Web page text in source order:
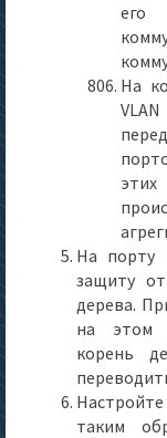
его
На
На порту
защиту
дерева.
на этом
корень
таким